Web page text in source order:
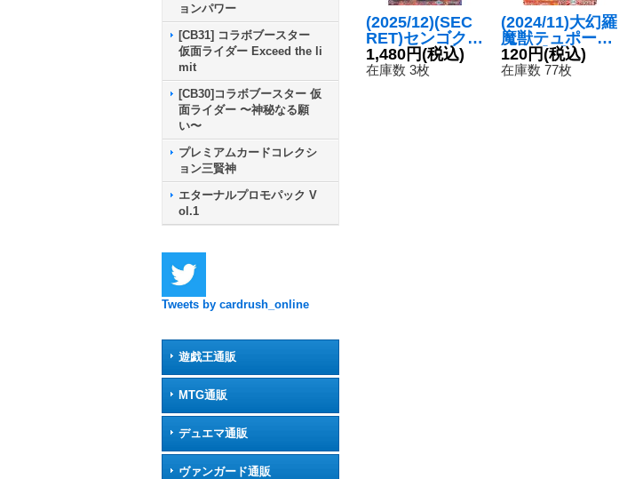
ョンパワー
[CB31] コラボブースター
仮面ライダー Exceed the li
mit
[CB30]コラボブースター 仮
面ライダー 〜神秘なる願
い〜
プレミアムカードコレクシ
ョン三賢神
エターナルプロモパック V
ol.1
Tweets by cardrush_online
遊戯王通販
MTG通販
デュエマ通販
ヴァンガード通販
(2025/12)(SEC
RET)センゴク・
タイガーX【X-S
EC】{BSC48-X
1,480円(税込)
在庫数 3枚
(2024/11)大幻羅
魔獣テュポーデ
ウス【X】{BS6
9-X01}《赤》
120円(税込)
在庫数 77枚